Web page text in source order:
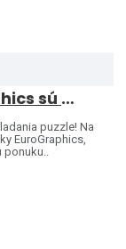
Obľúbené puzzle EuroGraphics sú opäť skladom – a ponuku sme rozšírili o ďalšie motívy!
puzzle! Na
EuroGraphics,
ponuku..